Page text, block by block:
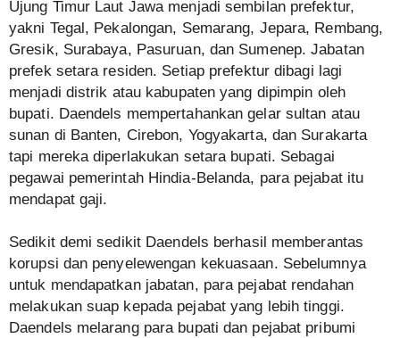
Ujung Timur Laut Jawa menjadi sembilan prefektur,
yakni Tegal, Pekalongan, Semarang, Jepara, Rembang,
Gresik, Surabaya, Pasuruan, dan Sumenep. Jabatan
prefek setara residen. Setiap prefektur dibagi lagi
menjadi distrik atau kabupaten yang dipimpin oleh
bupati. Daendels mempertahankan gelar sultan atau
sunan di Banten, Cirebon, Yogyakarta, dan Surakarta
tapi mereka diperlakukan setara bupati. Sebagai
pegawai pemerintah Hindia-Belanda, para pejabat itu
mendapat gaji.
Sedikit demi sedikit Daendels berhasil memberantas
korupsi dan penyelewengan kekuasaan. Sebelumnya
untuk mendapatkan jabatan, para pejabat rendahan
melakukan suap kepada pejabat yang lebih tinggi.
Daendels melarang para bupati dan pejabat pribumi